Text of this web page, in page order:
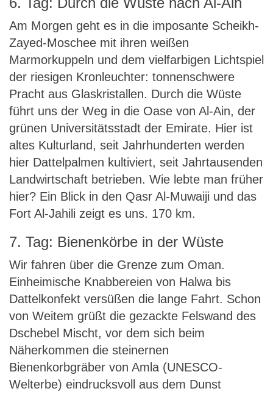
Am Morgen geht es in die imposante Scheikh-
Zayed-Moschee mit ihren weißen
Marmorkuppeln und dem vielfarbigen Lichtspiel
der riesigen Kronleuchter: tonnenschwere
Pracht aus Glaskristallen. Durch die Wüste
führt uns der Weg in die Oase von Al-Ain, der
grünen Universitätsstadt der Emirate. Hier ist
altes Kulturland, seit Jahrhunderten werden
hier Dattelpalmen kultiviert, seit Jahrtausenden
Landwirtschaft betrieben. Wie lebte man früher
hier? Ein Blick in den Qasr Al-Muwaiji und das
Fort Al-Jahili zeigt es uns. 170 km.
7. Tag: Bienenkörbe in der Wüste
Wir fahren über die Grenze zum Oman.
Einheimische Knabbereien von Halwa bis
Dattelkonfekt versüßen die lange Fahrt. Schon
von Weitem grüßt die gezackte Felswand des
Dschebel Mischt, vor dem sich beim
Näherkommen die steinernen
Bienenkorbgräber von Amla (UNESCO-
Welterbe) eindrucksvoll aus dem Dunst